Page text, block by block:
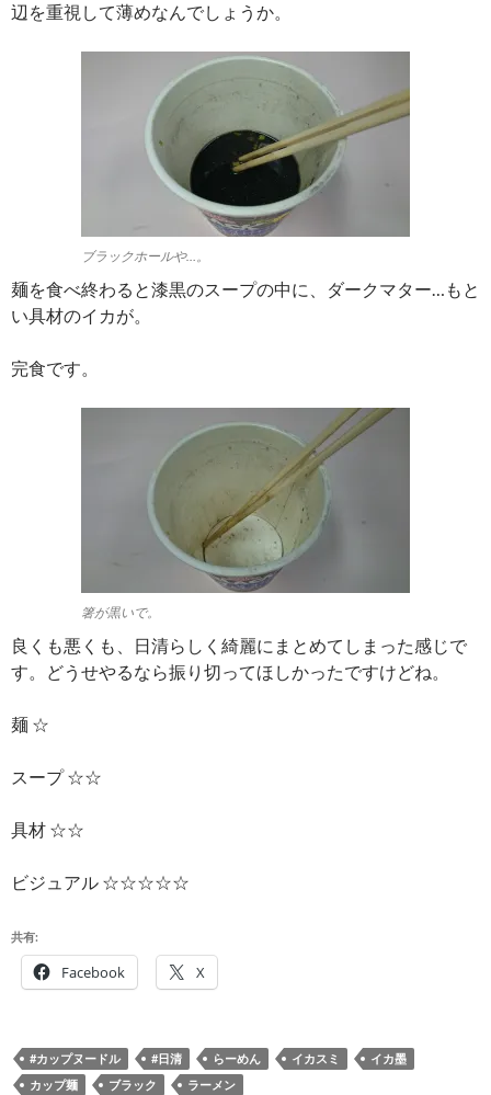
辺を重視して薄めなんでしょうか。
ブラックホールや…。
麺を食べ終わると漆黒のスープの中に、ダークマター…もと
い具材のイカが。
完食です。
箸が黒いで。
良くも悪くも、日清らしく綺麗にまとめてしまった感じで
す。どうせやるなら振り切ってほしかったですけどね。
麺 ☆
スープ ☆☆
具材 ☆☆
ビジュアル ☆☆☆☆☆
共有:
Facebook X
#カップヌードル #日清 らーめん イカスミ
イカ墨
カップ麺
ブラック ラーメン